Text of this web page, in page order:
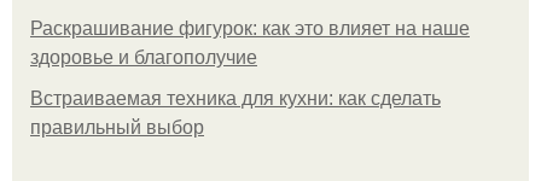
Раскрашивание фигурок: как это влияет на наше
здоровье и благополучие
Встраиваемая техника для кухни: как сделать
правильный выбор